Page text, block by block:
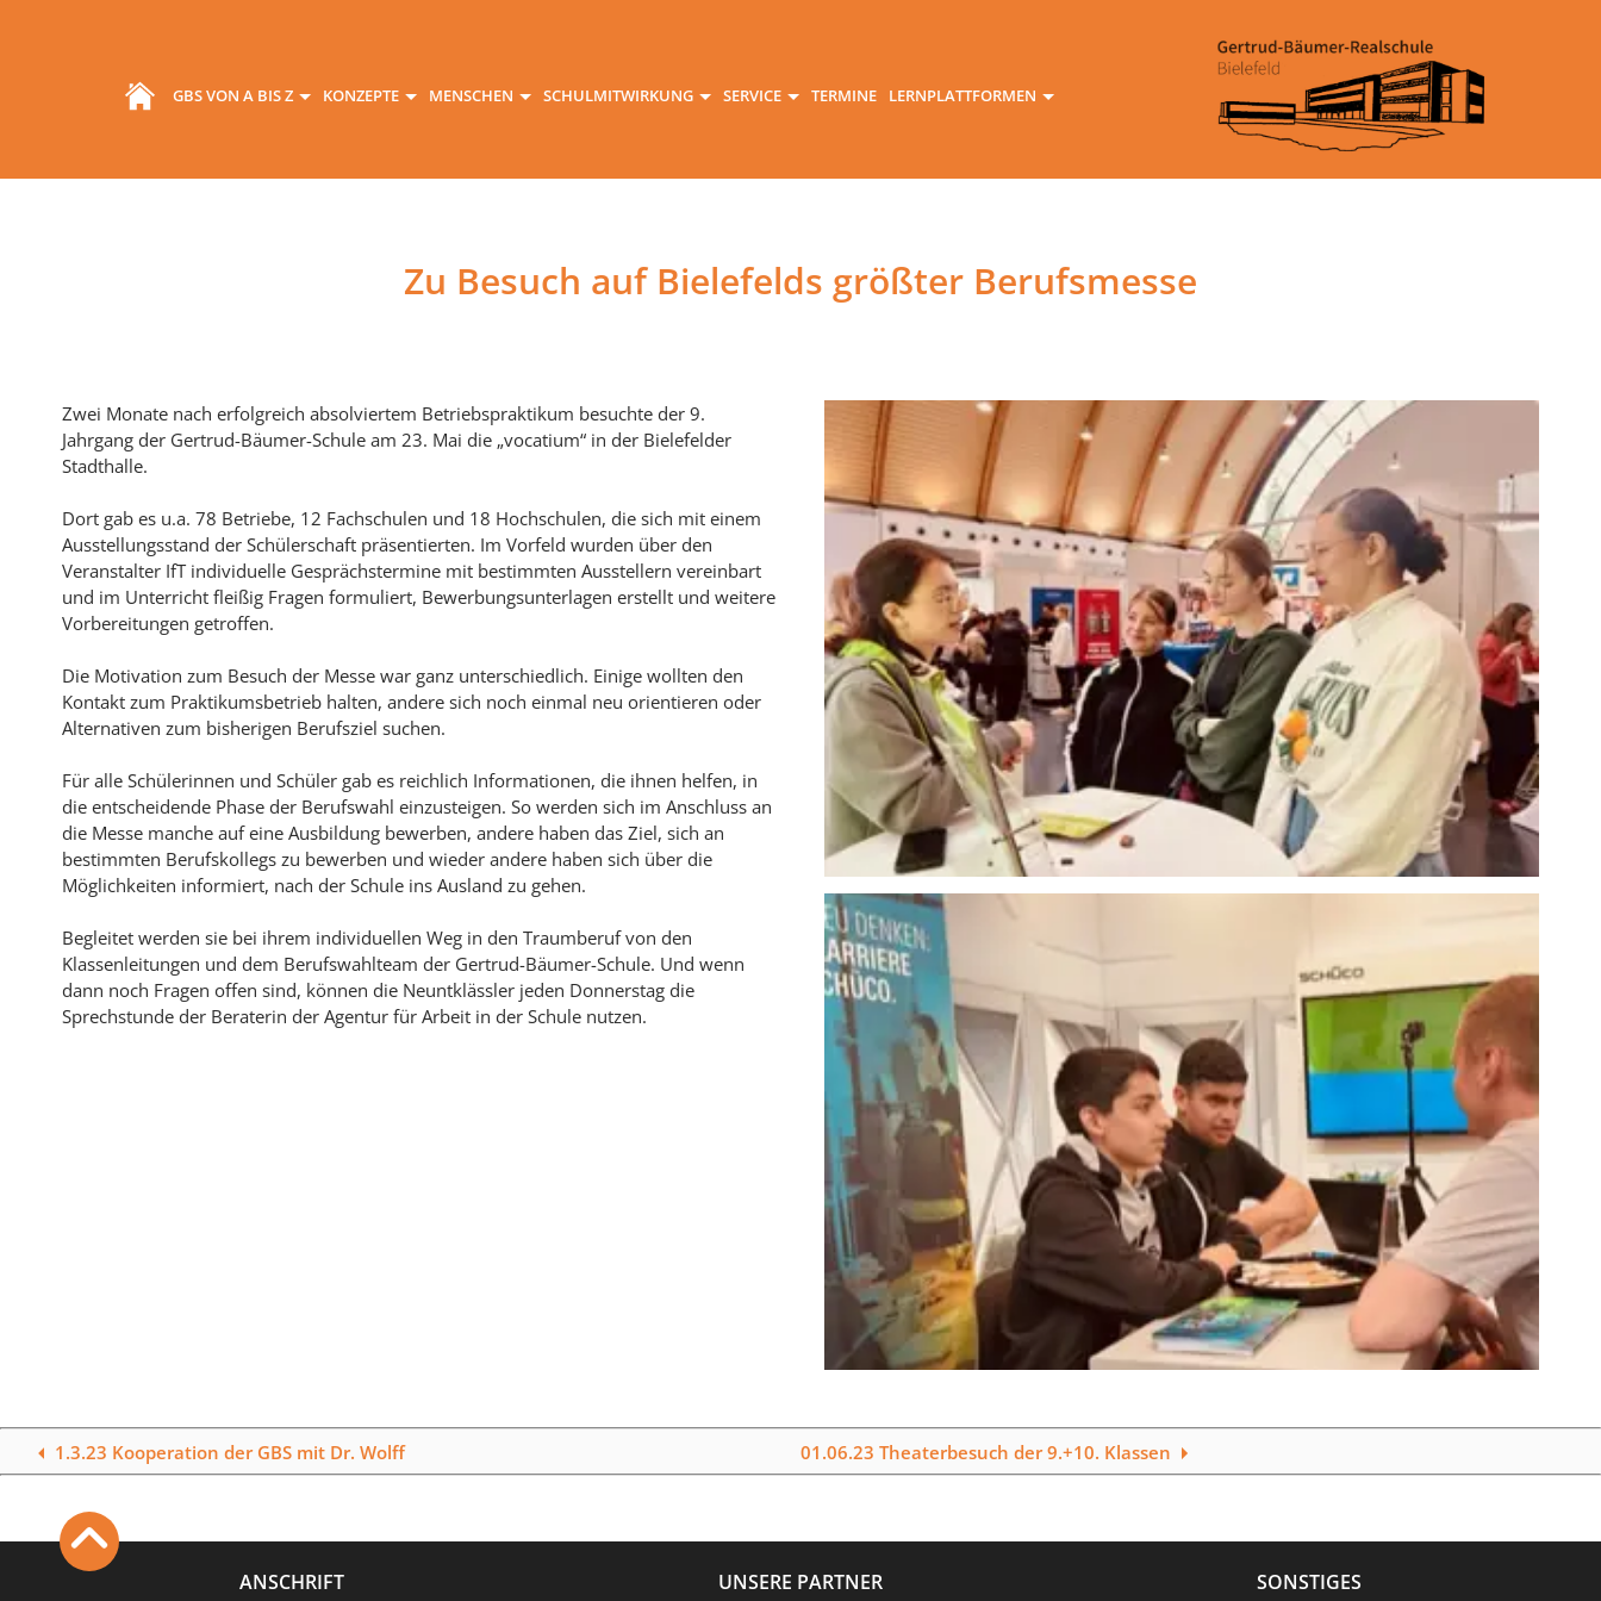
GBS VON A BIS Z KONZEPTE MENSCHEN SCHULMITWIRKUNG SERVICE TERMINE LERNPLATTFORMEN
Zu Besuch auf Bielefelds größter Berufsmesse
Zwei Monate nach erfolgreich absolviertem Betriebspraktikum besuchte der 9.
Jahrgang der Gertrud-Bäumer-Schule am 23. Mai die „vocatium“ in der Bielefelder
Stadthalle.
Dort gab es u.a. 78 Betriebe, 12 Fachschulen und 18 Hochschulen, die sich mit einem
Ausstellungsstand der Schülerschaft präsentierten. Im Vorfeld wurden über den
Veranstalter IfT individuelle Gesprächstermine mit bestimmten Ausstellern vereinbart
und im Unterricht fleißig Fragen formuliert, Bewerbungsunterlagen erstellt und weitere
Vorbereitungen getroffen.
Die Motivation zum Besuch der Messe war ganz unterschiedlich. Einige wollten den
Kontakt zum Praktikumsbetrieb halten, andere sich noch einmal neu orientieren oder
Alternativen zum bisherigen Berufsziel suchen.
Für alle Schülerinnen und Schüler gab es reichlich Informationen, die ihnen helfen, in
die entscheidende Phase der Berufswahl einzusteigen. So werden sich im Anschluss an
die Messe manche auf eine Ausbildung bewerben, andere haben das Ziel, sich an
bestimmten Berufskollegs zu bewerben und wieder andere haben sich über die
Möglichkeiten informiert, nach der Schule ins Ausland zu gehen.
Begleitet werden sie bei ihrem individuellen Weg in den Traumberuf von den
Klassenleitungen und dem Berufswahlteam der Gertrud-Bäumer-Schule. Und wenn
dann noch Fragen offen sind, können die Neuntklässler jeden Donnerstag die
Sprechstunde der Beraterin der Agentur für Arbeit in der Schule nutzen.
1.3.23 Kooperation der GBS mit Dr. Wolff 01.06.23 Theaterbesuch der 9.+10. Klassen
ANSCHRIFT UNSERE PARTNER SONSTIGES